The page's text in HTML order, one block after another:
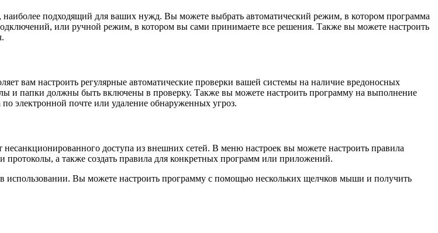
подходящий для ваших нужд. Вы можете выбрать автоматический режим, в котором программа
или ручной режим, в котором вы сами принимаете все решения. Также вы можете настроить
вам настроить регулярные автоматические проверки вашей системы на наличие вредоносных
и папки должны быть включены в проверку. Также вы можете настроить программу на выполнение
электронной почте или удаление обнаруженных угроз.
доступа из внешних сетей. В меню настроек вы можете настроить правила
а также создать правила для конкретных программ или приложений.
Вы можете настроить программу с помощью нескольких щелчков мыши и получить